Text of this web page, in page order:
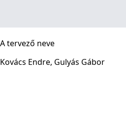
A tervező neve
Kovács Endre, Gulyás Gábor